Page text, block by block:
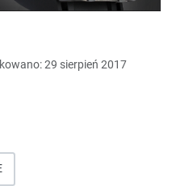
29 sierpień 2017